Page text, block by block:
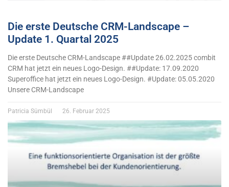
Die erste Deutsche CRM-Landscape –
Update 1. Quartal 2025
Die erste Deutsche CRM-Landscape ##Update 26.02.2025 combit
CRM hat jetzt ein neues Logo-Design. ##Update: 17.09.2020
Superoffice hat jetzt ein neues Logo-Design. #Update: 05.05.2020
Unsere CRM-Landscape
Patricia Sümbül 26. Februar 2025